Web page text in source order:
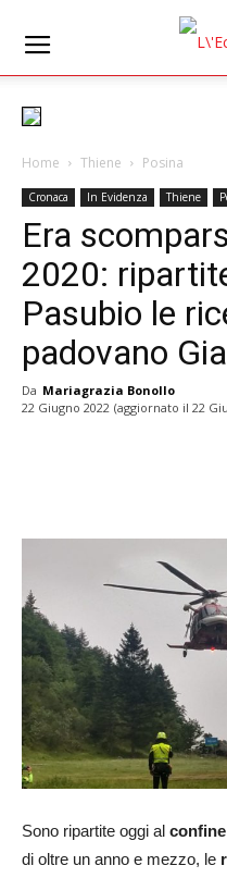
Home Thiene Posina
Cronaca In Evidenza Thiene
Era
2020:
Pasubio le
padovano
Da Mariagrazia Bonollo
22 Giugno 2022 (aggiornato il 22
Sono ripartite oggi al
di oltre un anno e mezzo, le